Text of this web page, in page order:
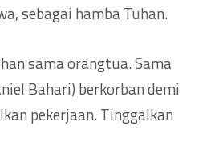
sebagai hamba Tuhan.
sama orangtua. Sama
Bahari) berkorban demi
pekerjaan. Tinggalkan